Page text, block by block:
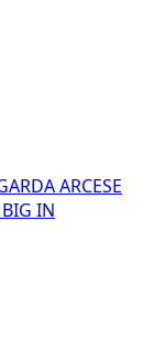
ARCESE
BIG IN